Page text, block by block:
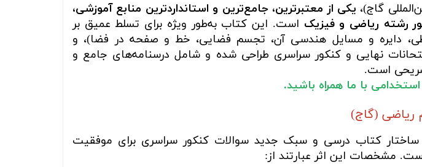
گاج)، یکی از معتبرترین، جامع‌ترین و استانداردترین منابع آموزشی،
رشته ریاضی و فیزیک است. این کتاب به‌طور ویژه برای تسلط عمیق بر
دایره و مسایل هندسی آن، تجسم فضایی، خط و صفحه در فضا)، و
نهایی و کنکور سراسری طراحی شده و شامل درسنامه‌های جامع و
است.
استخدامی با ما همراه باشید.
ریاضی (گاج)
کتاب درسی و سبک جدید سوالات کنکور سراسری برای موفقیت
مشخصات این اثر عبارتند از: